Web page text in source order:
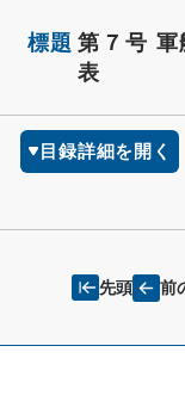
標題 第７号
表
目録詳細を開く
先頭 前